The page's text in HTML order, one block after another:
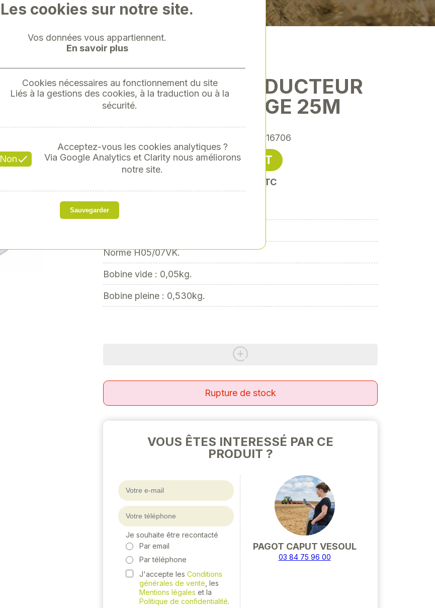
FIL MONOCONDUCTEUR
1.5MM² ROUGE 25M
: SODI16706
37,65 € HT
soit 45,18 € TTC
Câble H07V-K - EN60228
Norme H05/07VK.
Bobine vide : 0,05kg.
Bobine pleine : 0,530kg.
Rupture de stock
VOUS ÊTES INTERESSÉ PAR CE
PRODUIT ?
Je souhaite être recontacté
Par email
Par téléphone
J'accepte les Conditions
générales de vente , les
Mentions légales et la
Politique de confidentialité.
PAGOT CAPUT VESOUL
03 84 75 96 00
Les cookies sur notre site.
Vos données vous appartiennent.
En savoir plus
Cookies nécessaires au fonctionnement du site
Liés à la gestions des cookies, à la traduction ou à la
sécurité.
Non
Acceptez-vous les cookies analytiques ?
Via Google Analytics et Clarity nous améliorons
notre site.
Sauvegarder